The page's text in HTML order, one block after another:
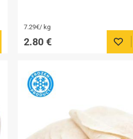
αγαπημένα μου
7.29€/ kg
2.80 €